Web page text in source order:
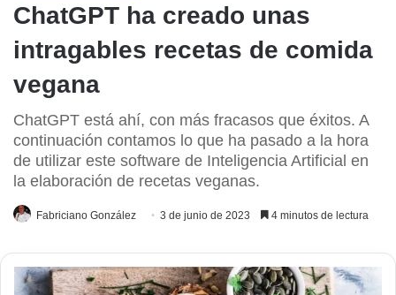
ChatGPT ha creado unas
intragables recetas de comida
vegana
ChatGPT está ahí, con más fracasos que éxitos. A
continuación contamos lo que ha pasado a la hora
de utilizar este software de Inteligencia Artificial en
la elaboración de recetas veganas.
Fabriciano González 3 de junio de 2023 4 minutos de lectura